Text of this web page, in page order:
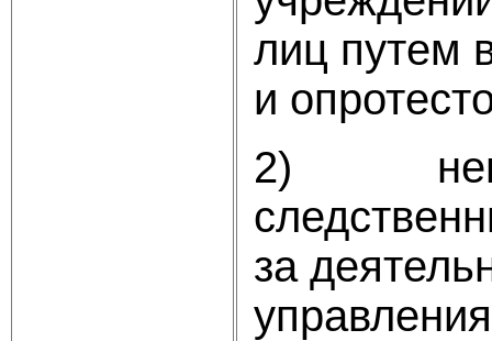
лиц путем
и
2)
за